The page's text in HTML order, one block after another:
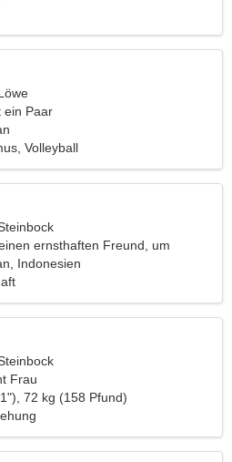
ein Paar
Volleyball
ernsthaften Freund, um
Ski zu fahren
Indonesien
Frau
72 kg (158 Pfund)